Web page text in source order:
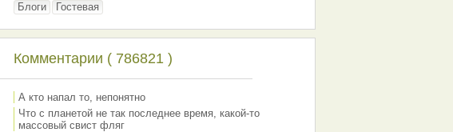
Блоги
Гостевая
Комментарии ( 786821 )
А кто напал то, непонятно
Что с планетой не так последнее время, какой-то
массовый свист фляг